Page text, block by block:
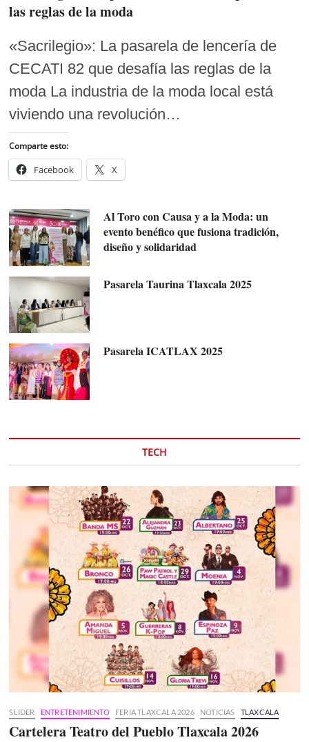
las reglas de la moda
«Sacrilegio»: La pasarela de lencería de
CECATI 82 que desafía las reglas de la
moda La industria de la moda local está
viviendo una revolución…
Comparte esto:
Facebook X
Al Toro con Causa y a la Moda: un
evento benéfico que fusiona tradición,
diseño y solidaridad
Pasarela Taurina Tlaxcala 2025
Pasarela ICATLAX 2025
TECH
SLIDER ENTRETENIMIENTO FERIA TLAXCALA 2026 NOTICIAS TLAXCALA
Cartelera Teatro del Pueblo Tlaxcala 2026